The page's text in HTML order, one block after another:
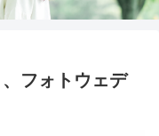
フォトウェデ